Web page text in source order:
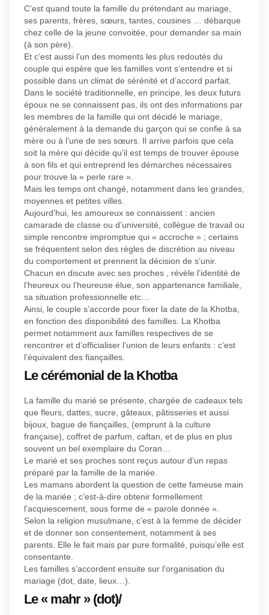
C’est quand toute la famille du prétendant au mariage,
ses parents, frères, sœurs, tantes, cousines … débarque
chez celle de la jeune convoitée, pour demander sa main
(à son père).
Et c’est aussi l’un des moments les plus redoutés du
couple qui espère que les familles vont s’entendre et si
possible dans un climat de sérénité et d’accord parfait.
Dans le société traditionnelle, en principe, les deux futurs
époux ne se connaissent pas, ils ont des informations par
les membres de la famille qui ont décidé le mariage,
généralement à la demande du garçon qui se confie à sa
mère ou à l’une de ses sœurs. Il arrive parfois que cela
soit la mère qui décide qu’il est temps de trouver épouse
à son fils et qui entreprend les démarches nécessaires
pour trouve la « perle rare ».
Mais les temps ont changé, notamment dans les grandes,
moyennes et petites villes.
Aujourd’hui, les amoureux se connaissent : ancien
camarade de classe ou d’université, collègue de travail ou
simple rencontre impromptue qui « accroche » ; certains
se fréquentent selon des règles de discrétion au niveau
du comportement et prennent la décision de s’unir.
Chacun en discute avec ses proches , révèle l’identité de
l’heureux ou l’heureuse élue, son appartenance familiale,
sa situation professionnelle etc…
Ainsi, le couple s’accorde pour fixer la date de la Khotba,
en fonction des disponibilité des familles. La Khotba
permet notamment aux familles respectives de se
rencontrer et d’officialiser l’union de leurs enfants : c’est
l’équivalent des fiançailles.
Le cérémonial de la Khotba
La famille du marié se présente, chargée de cadeaux tels
que fleurs, dattes, sucre, gâteaux, pâtisseries et aussi
bijoux, bague de fiançailles, (emprunt à la culture
française), coffret de parfum, caftan, et de plus en plus
souvent un bel exemplaire du Coran…
Le marié et ses proches sont reçus autour d’un repas
préparé par la famille de la mariée.
Les mamans abordent la question de cette fameuse main
de la mariée ; c’est-à-dire obtenir formellement
l’acquiescement, sous forme de « parole donnée ».
Selon la religion musulmane, c’est à la femme de décider
et de donner son consentement, notamment à ses
parents. Elle le fait mais par pure formalité, puisqu’elle est
consentante.
Les familles s’accordent ensuite sur l’organisation du
mariage (dot, date, lieux…).
Le « mahr » (dot)/